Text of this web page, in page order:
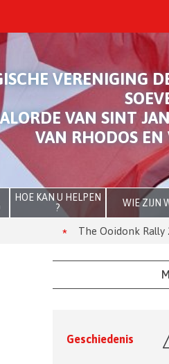
VERENIGING
VAN SINT
VAN RHODOS EN
HOE KAN U HELPEN
?
WIE ZIJN
The Ooidonk Rally
Geschiedenis